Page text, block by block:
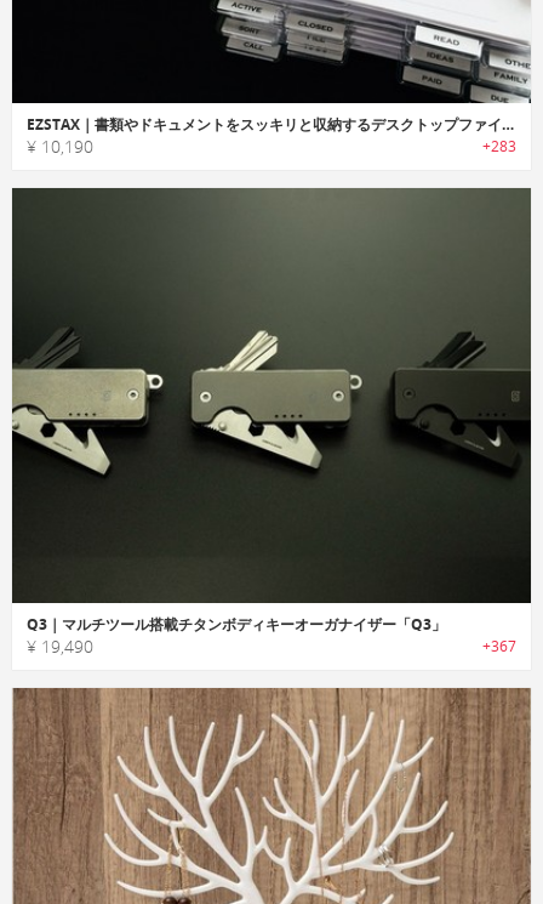
EZSTAX｜書類やドキュメントをスッキリと収納するデスクトップファイルオーガナイザー「イージースタックス」
¥ 10,190 +283
Q3｜マルチツール搭載チタンボディキーオーガナイザー「Q3」
¥ 19,490 +367